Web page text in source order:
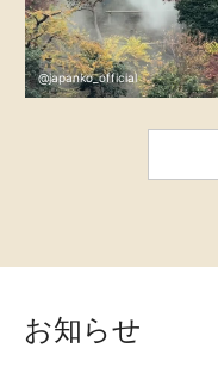
@japanko_official
お知らせ